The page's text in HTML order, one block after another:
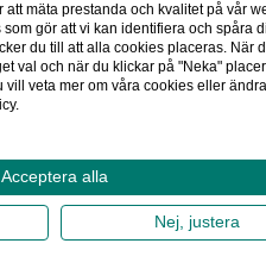
mäta prestanda och kvalitet på vår
gör att vi kan identifiera och spåra
du till att alla cookies placeras. När
val och när du klickar på "Neka"
veta mer om våra cookies eller
Acceptera alla
Nej, justera